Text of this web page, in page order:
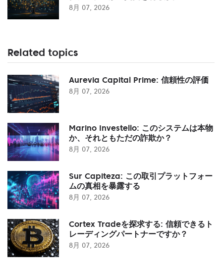
8月 07, 2026
Related topics
Aurevia Capital Prime: 信頼性の評価
8月 07, 2026
Marino Investello: このシステムは本物
か、それともただの詐欺か？
8月 07, 2026
Sur Capiteza: この取引プラットフォー
ムの真相を暴露する
8月 07, 2026
Cortex Tradeを探求する: 信頼できるト
レーディングパートナーですか？
8月 07, 2026